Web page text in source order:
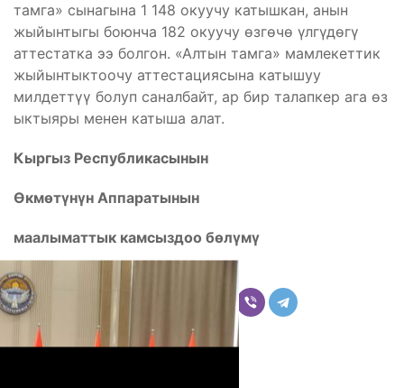
тамга» сынагына 1 148 окуучу катышкан, анын
жыйынтыгы боюнча 182 окуучу өзгөчө үлгүдөгү
аттестатка ээ болгон. «Алтын тамга» мамлекеттик
жыйынтыктоочу аттестациясына катышуу
милдеттүү болуп саналбайт, ар бир талапкер ага өз
ыктыяры менен катыша алат.
Кыргыз Республикасынын
Өкмөтүнүн Аппаратынын
маалыматтык камсыздоо бөлүмү
Комментарийлер